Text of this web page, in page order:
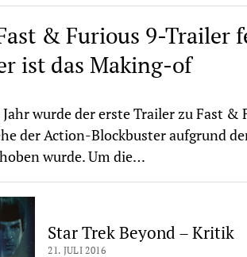
& Furious 9-Trailer
ist das Making-of
wurde der erste Trailer zu Fast &
der Action-Blockbuster aufgrund
wurde. Um die…
Star Trek Beyond – Kritik
21. JULI 2016